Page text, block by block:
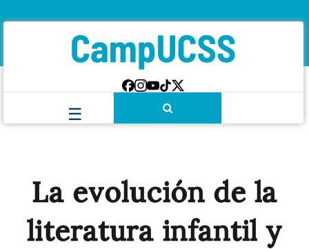
La evolución de la
literatura infantil y